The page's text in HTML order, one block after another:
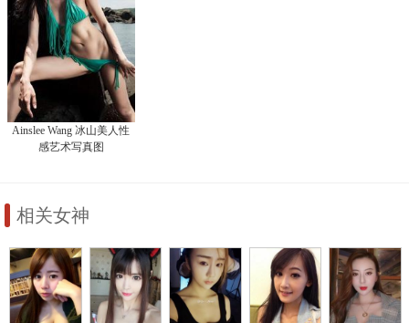
Ainslee Wang 冰山美人性
感艺术写真图
相关女神